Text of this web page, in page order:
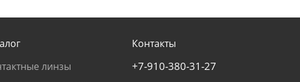
линзы
Контакты
+7-910-380-31-27